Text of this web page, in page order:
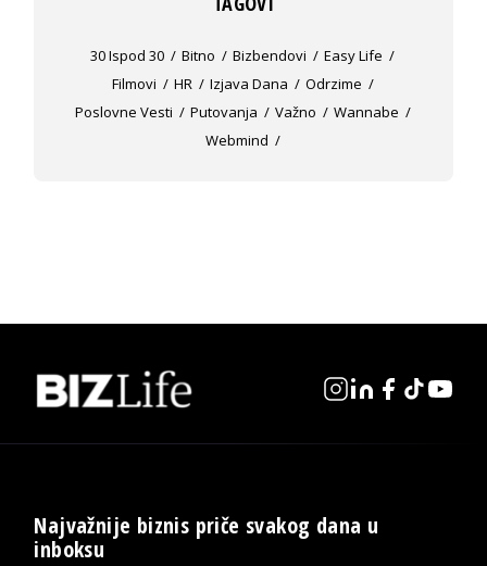
30 Ispod 30 Bitno Bizbendovi
Easy Life
Filmovi
HR Izjava Dana
Odrzime
Poslovne Vesti
Putovanja Važno
Wannabe
Webmind
Najvažnije biznis priče svakog dana u
inboksu